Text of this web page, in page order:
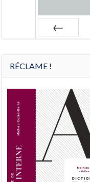
RÉCLAME !